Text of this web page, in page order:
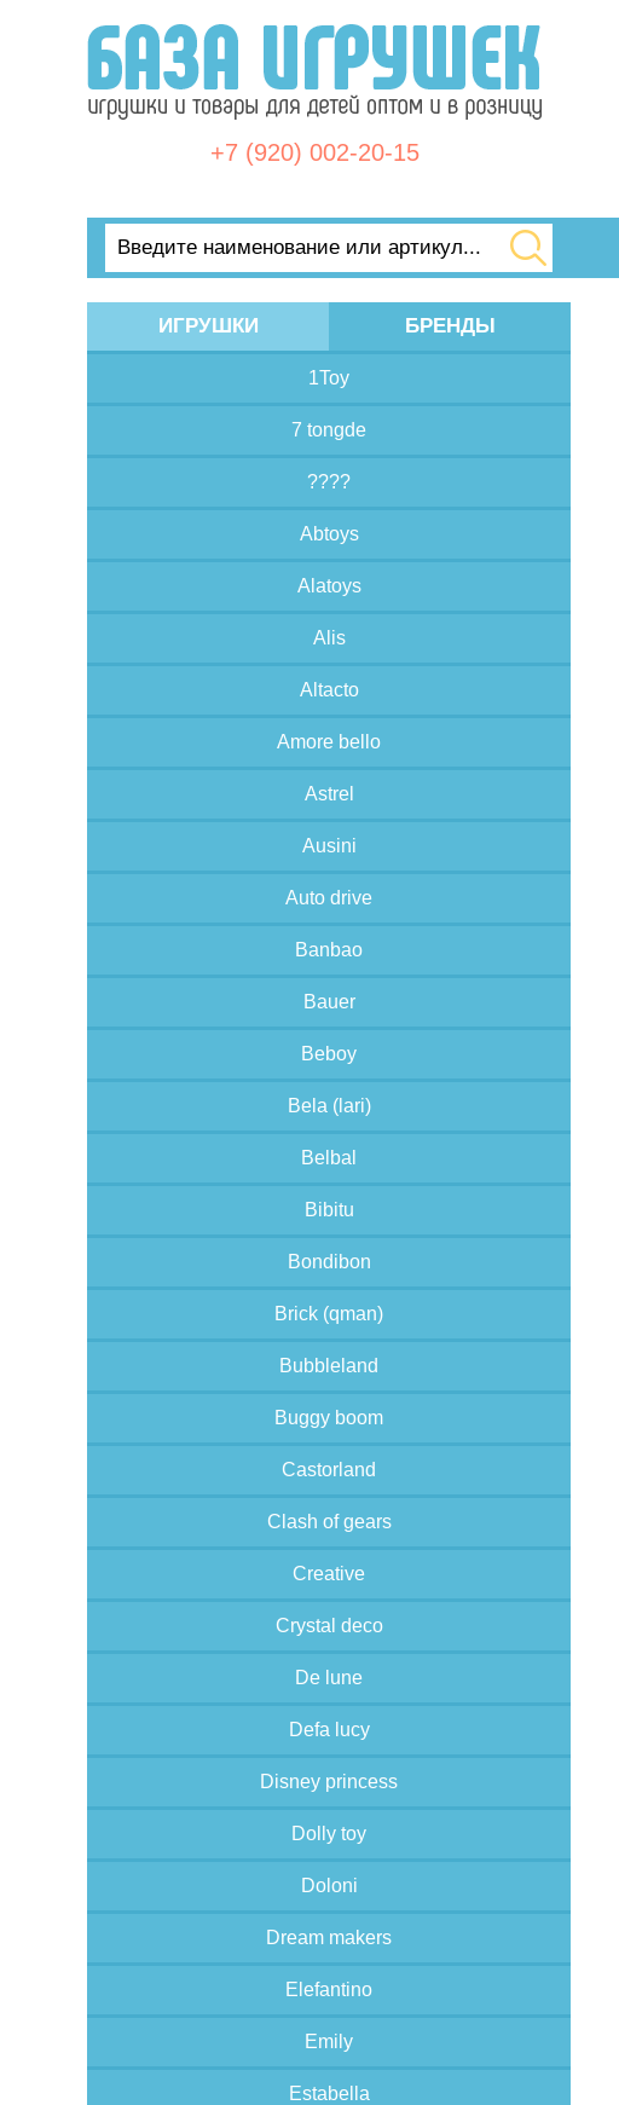
+7 (920) 002-20-15
ИГРУШКИ БРЕНДЫ
1Toy
7 tongde
????
Abtoys
Alatoys
Alis
Altacto
Amore bello
Astrel
Ausini
Auto drive
Banbao
Bauer
Beboy
Bela (lari)
Belbal
Bibitu
Bondibon
Brick (qman)
Bubbleland
Buggy boom
Castorland
Clash of gears
Creative
Crystal deco
De lune
Defa lucy
Disney princess
Dolly toy
Doloni
Dream makers
Elefantino
Emily
Estabella